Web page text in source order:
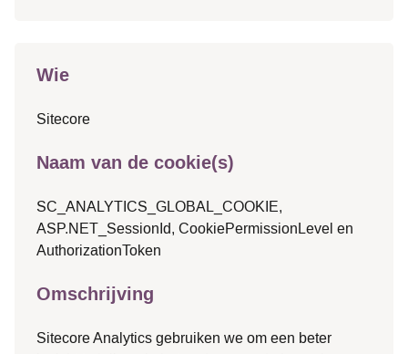
Wie
Sitecore
Naam van de cookie(s)
SC_ANALYTICS_GLOBAL_COOKIE,
ASP.NET_SessionId, CookiePermissionLevel en
AuthorizationToken
Omschrijving
Sitecore Analytics gebruiken we om een beter